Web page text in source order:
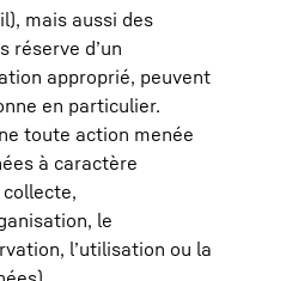
mais aussi des
réserve d’un
approprié, peuvent
en particulier.
toute action menée
à caractère
le
l’utilisation ou la